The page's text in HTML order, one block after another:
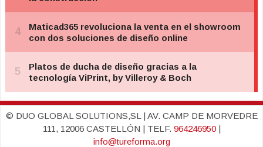
© DUO GLOBAL SOLUTIONS,SL | AV. CAMP DE MORVEDRE
111, 12006 CASTELLÓN | TELF. 964246950|
info@tureforma.org